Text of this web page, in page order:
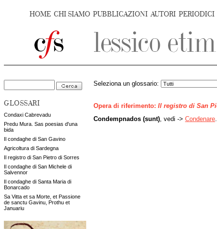
HOME CHI SIAMO PUBBLICAZIONI AUTORI PERIODICI
GLOSSARI
Condaxi Cabrevadu
Predu Mura. Sas poesias d'una
bida
Il condaghe di San Gavino
Agricoltura di Sardegna
Il registro di San Pietro di Sorres
Il condaghe di San Michele di
Salvennor
Il condaghe di Santa Maria di
Bonarcado
Sa Vitta et sa Morte, et Passione
de sanctu Gavinu, Prothu et
Januariu
Seleziona un glossario:
Opera di riferimento: Il registro di San
Condempnados (sunt) , vedi -> Condenare